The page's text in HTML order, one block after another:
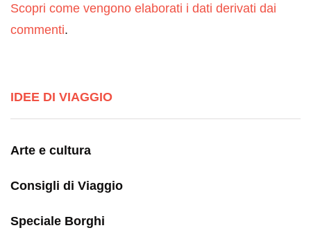
Scopri come vengono elaborati i dati derivati dai
commenti.
IDEE DI VIAGGIO
Arte e cultura
Consigli di Viaggio
Speciale Borghi